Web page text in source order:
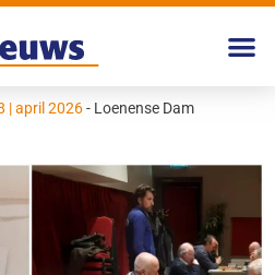
| april 2026- Loenense Dam